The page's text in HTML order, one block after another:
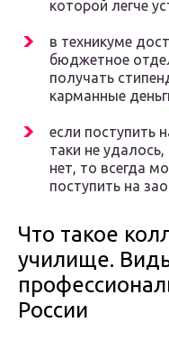
которой легче
в техникуме
бюджетное
получать
карманные
если поступить
таки не
нет, то всегда
поступить на
Что такое
училище.
России